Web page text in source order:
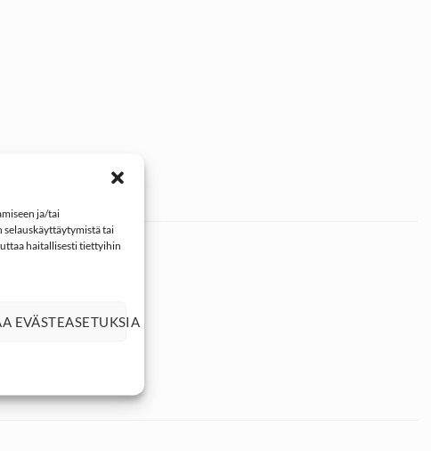
ja/tai
selauskäyttäytymistä tai
haitallisesti tiettyihin
EVÄSTEASETUKSIA